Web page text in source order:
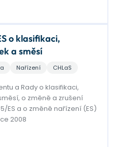
o klasifikaci,
a směsí
Nařízení CHLaS
a Rady o klasifikaci,
o změně a zrušení
ES a o změně nařízení (ES)
2008